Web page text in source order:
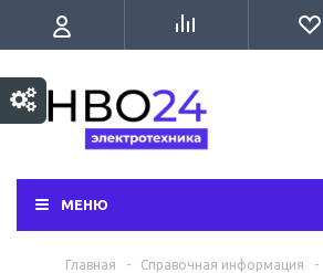
МЕНЮ
Главная - Справочная информация -